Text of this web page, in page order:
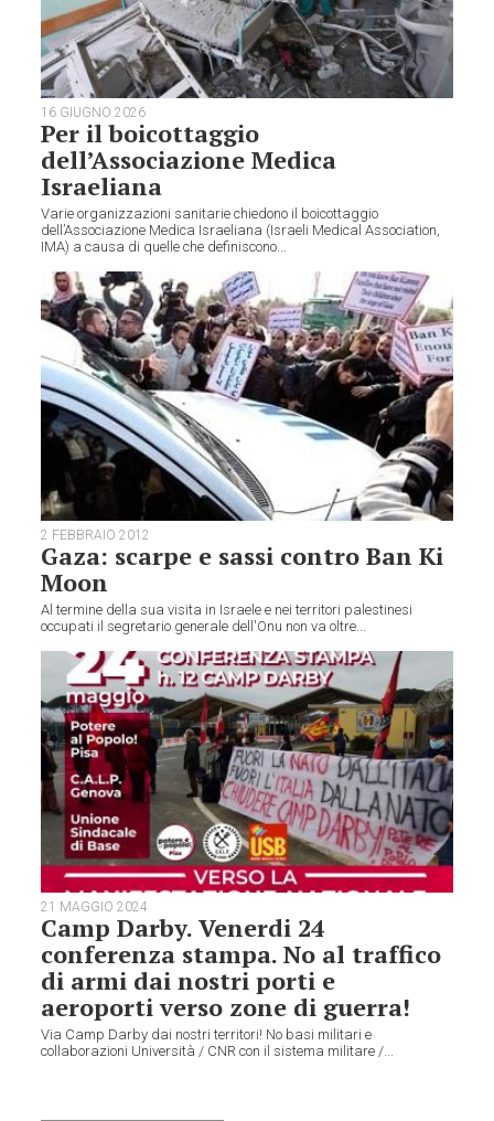
16 GIUGNO 2026
Per il boicottaggio
dell’Associazione Medica
Israeliana
Varie organizzazioni sanitarie chiedono il boicottaggio
dell’Associazione Medica Israeliana (Israeli Medical Association,
IMA) a causa di quelle che definiscono...
2 FEBBRAIO 2012
Gaza: scarpe e sassi contro Ban Ki
Moon
Al termine della sua visita in Israele e nei territori palestinesi
occupati il segretario generale dell'Onu non va oltre...
21 MAGGIO 2024
Camp Darby. Venerdi 24
conferenza stampa. No al traffico
di armi dai nostri porti e
aeroporti verso zone di guerra!
Via Camp Darby dai nostri territori! No basi militari e
collaborazioni Università / CNR con il sistema militare /...